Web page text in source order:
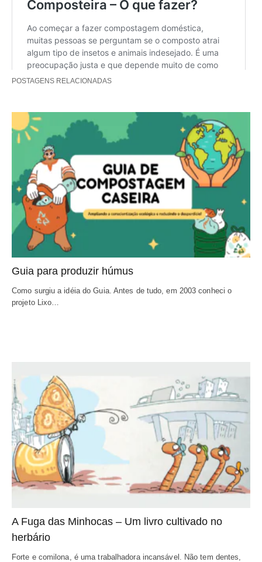
POSTAGENS RELACIONADAS
Guia para produzir húmus
Como surgiu a idéia do Guia. Antes de tudo, em 2003 conheci o
projeto Lixo…
A Fuga das Minhocas – Um livro cultivado no
herbário
Forte e comilona, é uma trabalhadora incansável. Não tem dentes,